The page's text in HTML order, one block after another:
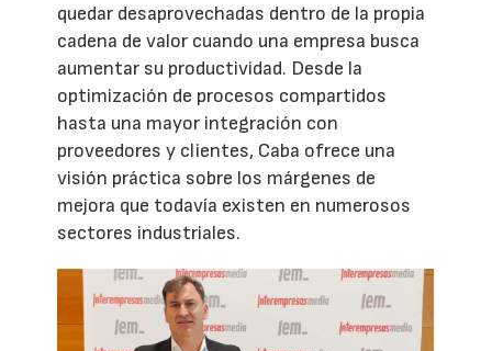
quedar desaprovechadas dentro de la propia
cadena de valor cuando una empresa busca
aumentar su productividad. Desde la
optimización de procesos compartidos
hasta una mayor integración con
proveedores y clientes, Caba ofrece una
visión práctica sobre los márgenes de
mejora que todavía existen en numerosos
sectores industriales.